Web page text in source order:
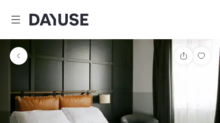
Dayuse